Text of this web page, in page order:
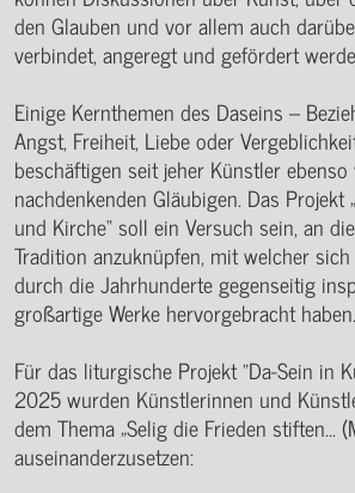
den Glauben und vor allem auch
verbindet, angeregt und gefördert
Einige Kernthemen des Daseins –
Angst, Freiheit, Liebe oder
beschäftigen seit jeher Künstler ebenso
nachdenkenden Gläubigen. Das Projekt
und Kirche“ soll ein Versuch sein, an
Tradition anzuknüpfen, mit welcher
durch die Jahrhunderte gegenseitig
großartige Werke hervorgebracht haben.
Für das liturgische Projekt "Da-Sein in
2025 wurden Künstlerinnen und
dem Thema „Selig die Frieden stiften...
auseinanderzusetzen: